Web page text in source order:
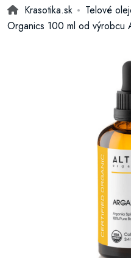
Krasotika.sk Telové
Organics 100 ml od výrobcu